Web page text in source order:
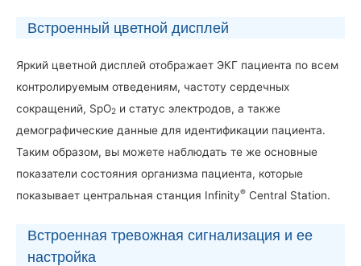
Встроенный цветной дисплей
Яркий цветной дисплей отображает ЭКГ пациента по всем
контролируемым отведениям, частоту сердечных
сокращений, SpO2 и статус электродов, а также
демографические данные для идентификации пациента.
Таким образом, вы можете наблюдать те же основные
показатели состояния организма пациента, которые
показывает центральная станция Infinity® Central Station.
Встроенная тревожная сигнализация и ее
настройка